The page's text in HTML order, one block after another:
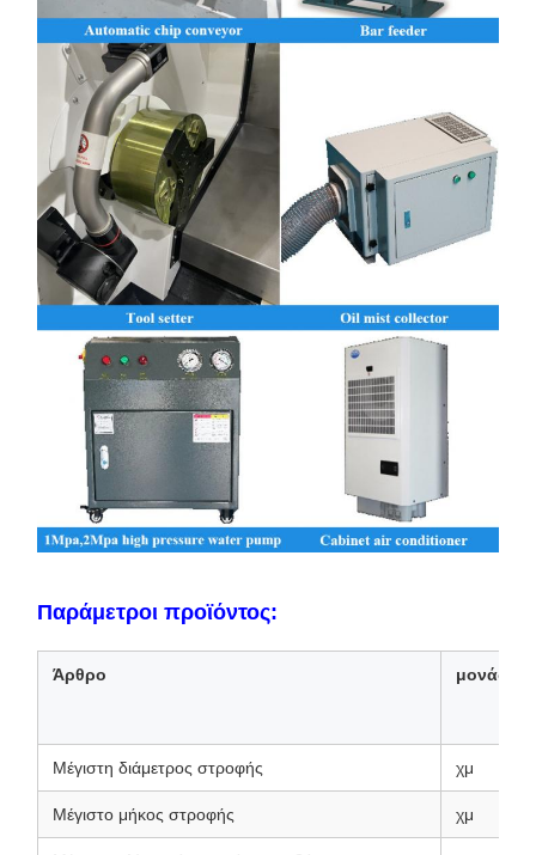
Παράμετροι προϊόντος:
Άρθρο μονάδα
Μέγιστη διάμετρος στροφής χμ
Μέγιστο μήκος στροφής χμ